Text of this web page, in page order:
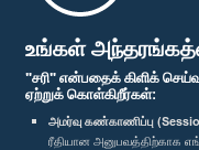
உங்கள்
"சரி" என்பதைக் கிளிக்
ஏற்றுக் கொள்கிறீர்கள்:
அமர்வு கண்காணிப்பு
ரீதியான
பாராளுமன்ற கையடக்க செயலி
எம்மை பின்தொடர்க :